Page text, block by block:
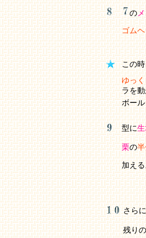
の
ゴム
この
ゆっ
ラを
ボー
型に
栗の
加え
さらに
残りの